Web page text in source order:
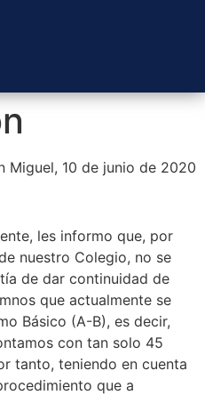
Miguel, 10 de junio de 2020
les informo que, por
nuestro Colegio, no se
de dar continuidad de
que actualmente se
Básico (A-B), es decir,
con tan solo 45
tanto, teniendo en cuenta
que a